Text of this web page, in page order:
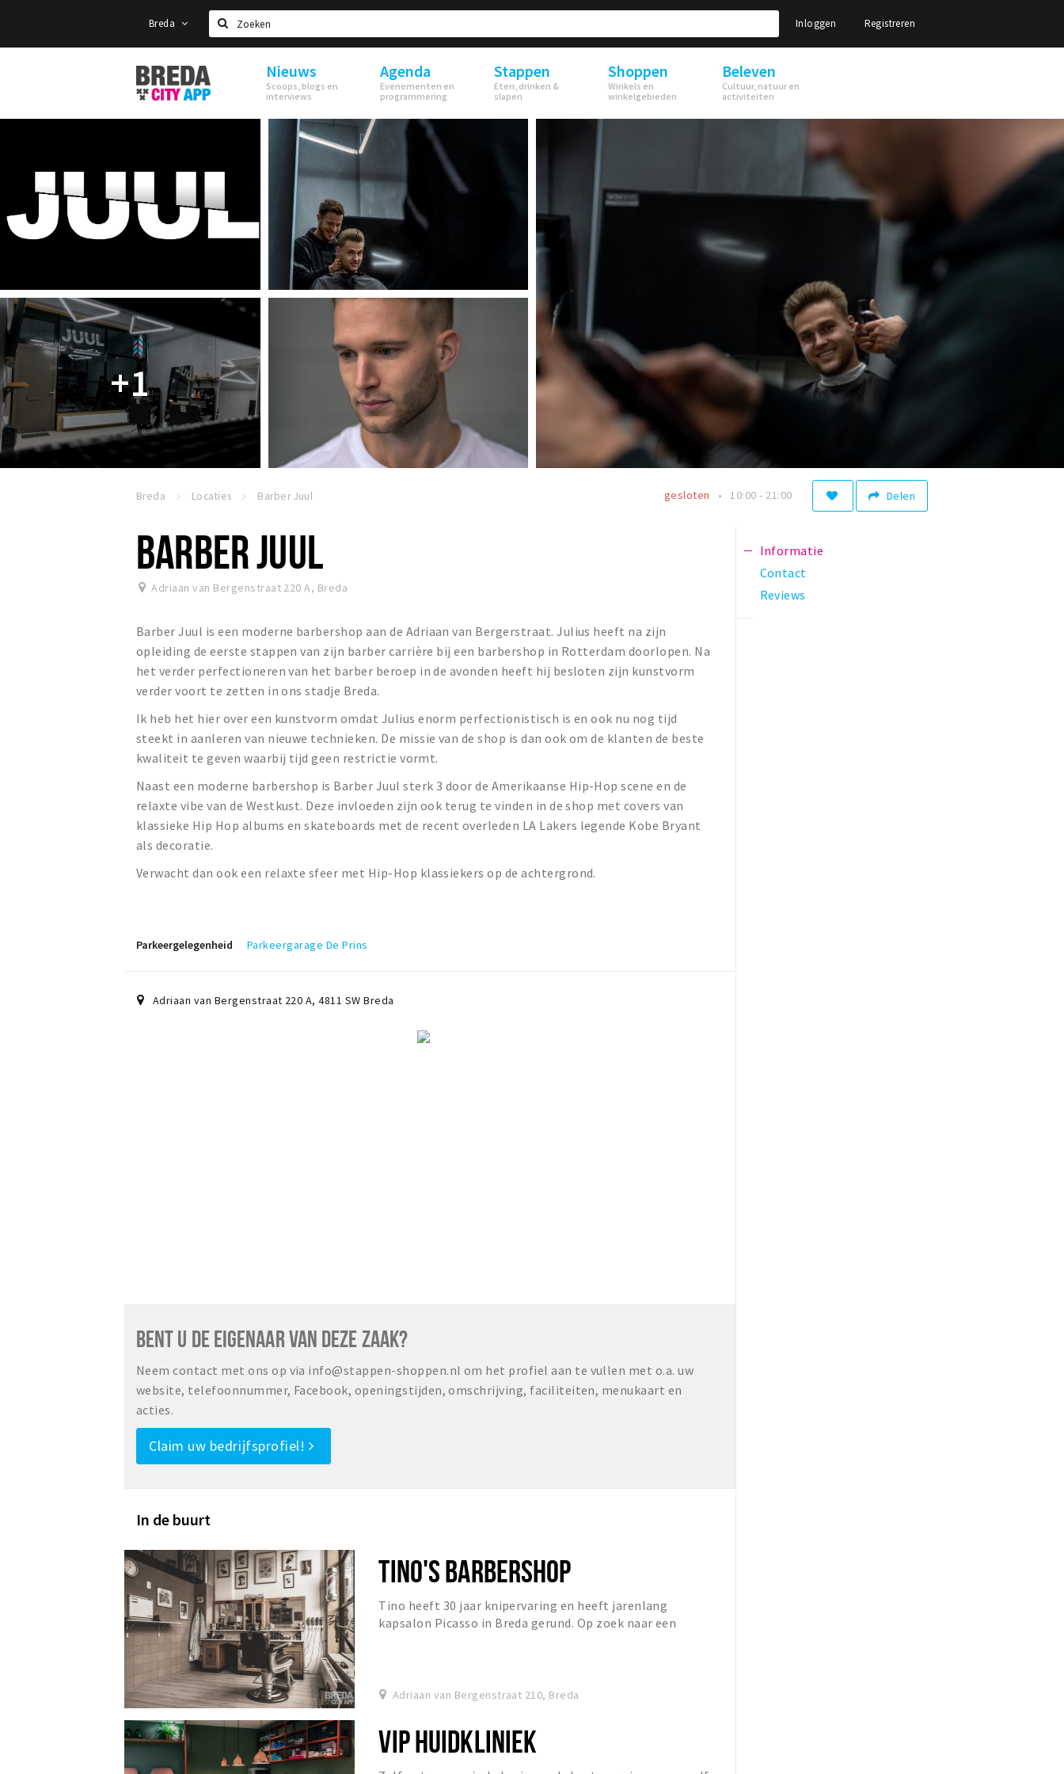
Breda
Zoeken
Inloggen Registreren
Stappen
&
Shoppen
Breda
Nieuws
Scoops, blogs en
interviews
Agenda
Evenementen en
programmering
Stappen
Eten, drinken &
slapen
Shoppen
Winkels en
winkelgebieden
Beleven
Cultuur, natuur en
activiteiten
+1
Breda Locaties Barber Juul Delen
gesloten 10:00 - 21:00
BARBER JUUL
Adriaan van Bergenstraat 220 A, Breda
Barber Juul is een moderne barbershop aan de Adriaan van Bergerstraat. Julius heeft na zijn
opleiding de eerste stappen van zijn barber carrière bij een barbershop in Rotterdam doorlopen. Na
het verder perfectioneren van het barber beroep in de avonden heeft hij besloten zijn kunstvorm
verder voort te zetten in ons stadje Breda.
Ik heb het hier over een kunstvorm omdat Julius enorm perfectionistisch is en ook nu nog tijd
steekt in aanleren van nieuwe technieken. De missie van de shop is dan ook om de klanten de beste
kwaliteit te geven waarbij tijd geen restrictie vormt.
Naast een moderne barbershop is Barber Juul sterk 3 door de Amerikaanse Hip-Hop scene en de
relaxte vibe van de Westkust. Deze invloeden zijn ook terug te vinden in de shop met covers van
klassieke Hip Hop albums en skateboards met de recent overleden LA Lakers legende Kobe Bryant
als decoratie.
Verwacht dan ook een relaxte sfeer met Hip-Hop klassiekers op de achtergrond.
Parkeergelegenheid Parkeergarage De Prins
Adriaan van Bergenstraat 220 A,4811 SW Breda
BENT U DE EIGENAAR VAN DEZE ZAAK?
Neem contact met ons op via info@stappen-shoppen.nl om het profiel aan te vullen met o.a. uw
website, telefoonnummer, Facebook, openingstijden, omschrijving, faciliteiten, menukaart en
acties.
Claim uw bedrijfsprofiel!
In de buurt
TINO'S BARBERSHOP
Tino heeft 30 jaar knipervaring en heeft jarenlang
kapsalon Picasso in Breda gerund. Op zoek naar een
Adriaan van Bergenstraat 210, Breda
VIP HUIDKLINIEK
Informatie
Contact
Reviews